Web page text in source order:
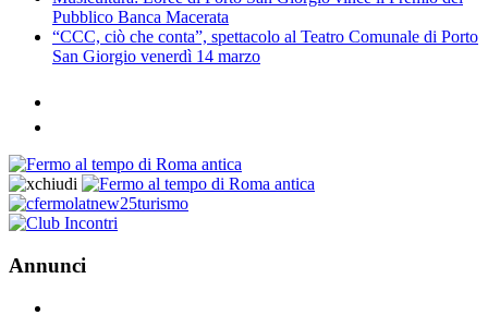
Pubblico Banca Macerata
“CCC, ciò che conta”, spettacolo al Teatro Comunale di Porto
San Giorgio venerdì 14 marzo
Annunci